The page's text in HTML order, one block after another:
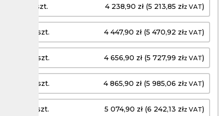
1100 szt. 4 238,90 zł (5 213,85 złz VAT)
1200 szt. 4 447,90 zł (5 470,92 złz VAT)
1300 szt. 4 656,90 zł (5 727,99 złz VAT)
1400 szt. 4 865,90 zł (5 985,06 złz VAT)
1500 szt. 5 074,90 zł (6 242,13 złz VAT)